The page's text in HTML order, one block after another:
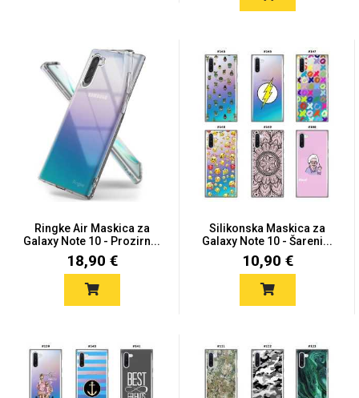
Ringke Air Maskica za
Galaxy Note 10 - Prozirn...
18,90 €
Silikonska Maskica za
Galaxy Note 10 - Šareni...
10,90 €